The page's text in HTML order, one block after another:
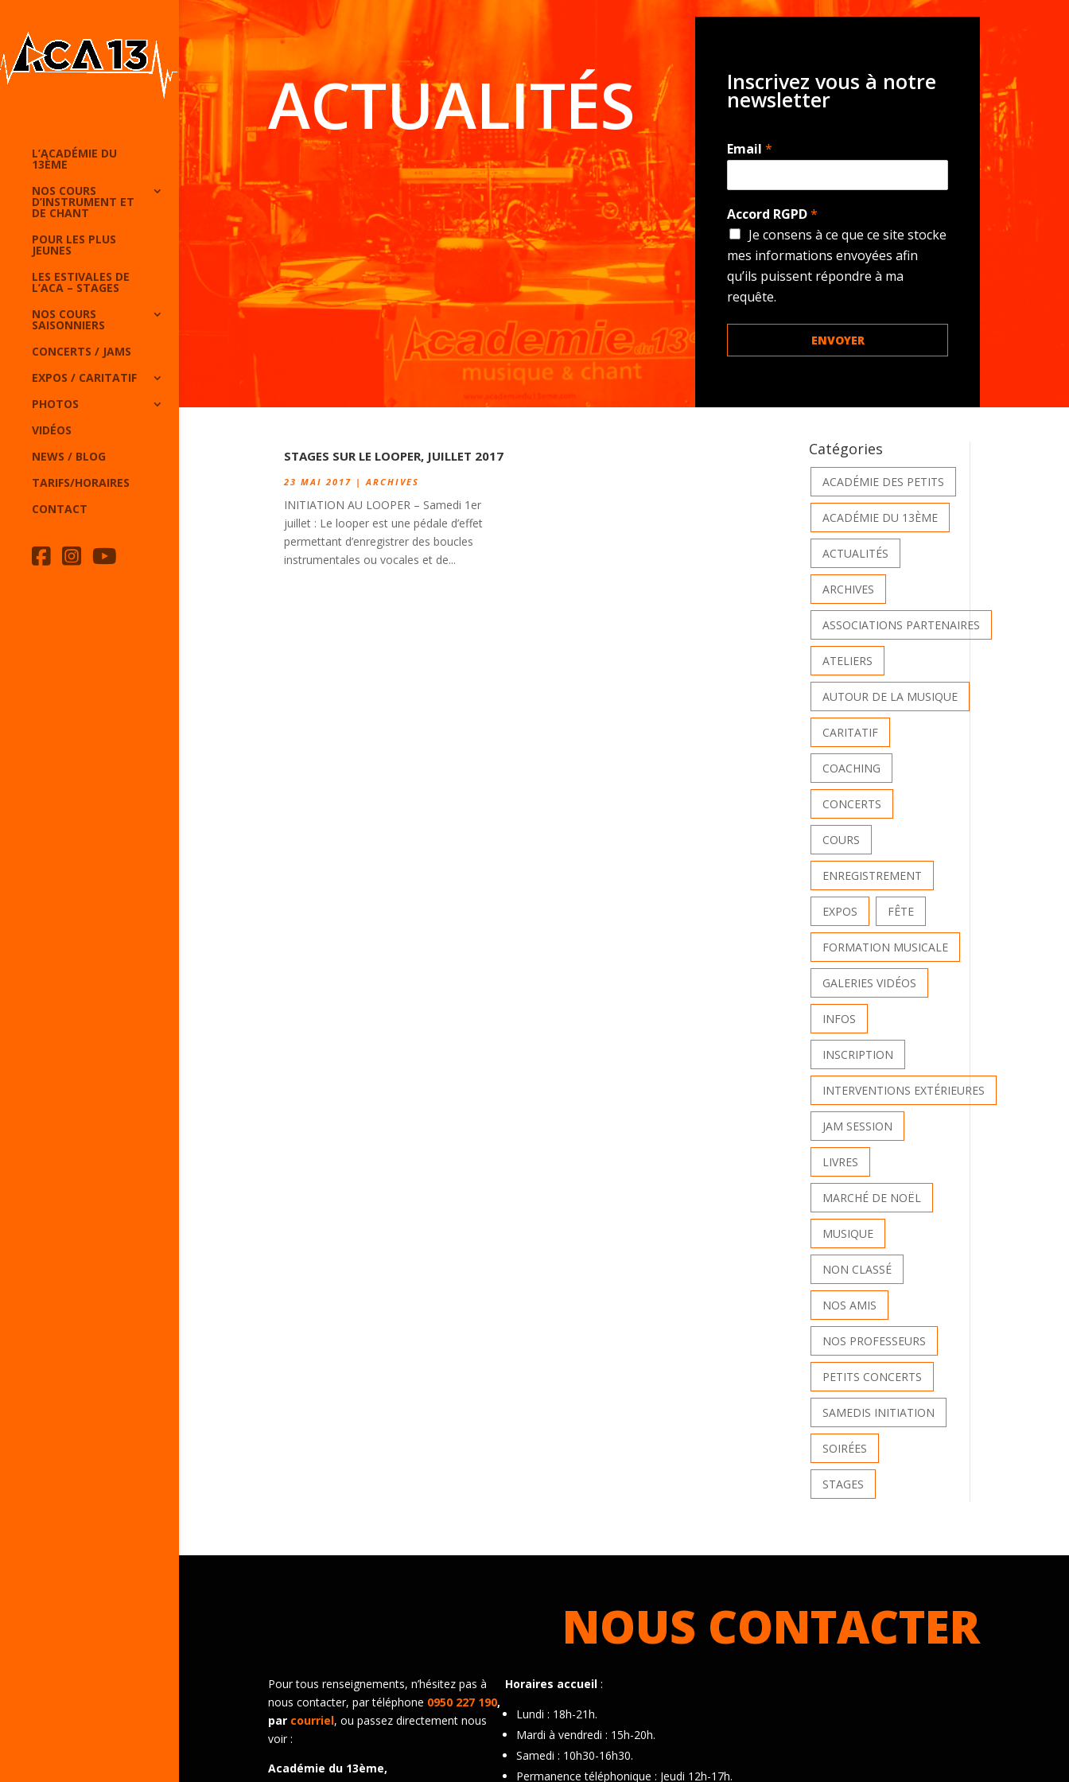
L’ACADÉMIE DU
13ÈME
NOS COURS
D’INSTRUMENT ET
DE CHANT
POUR LES PLUS
JEUNES
LES ESTIVALES DE
L’ACA – STAGES
NOS COURS
SAISONNIERS
CONCERTS / JAMS
EXPOS / CARITATIF
PHOTOS
VIDÉOS
NEWS / BLOG
TARIFS/HORAIRES
CONTACT
ACTUALITÉS Inscrivez vous à notre
newsletter
Email*
Accord RGPD*
Je consens à ce que ce site stocke
mes informations envoyées afin
qu’ils puissent répondre à ma
requête.
ENVOYER
STAGES SUR LE LOOPER, JUILLET 2017
23 MAI 2017 | ARCHIVES
INITIATION AU LOOPER – Samedi 1er
juillet : Le looper est une pédale d’effet
permettant d’enregistrer des boucles
instrumentales ou vocales et de...
Catégories
ACADÉMIE DES PETITS
ACADÉMIE DU 13ÈME
ACTUALITÉS
ARCHIVES
ASSOCIATIONS PARTENAIRES
ATELIERS
AUTOUR DE LA MUSIQUE
CARITATIF
COACHING
CONCERTS
COURS
ENREGISTREMENT
EXPOS FÊTE
FORMATION MUSICALE
GALERIES VIDÉOS
INFOS
INSCRIPTION
INTERVENTIONS EXTÉRIEURES
JAM SESSION
LIVRES
MARCHÉ DE NOËL
MUSIQUE
NON CLASSÉ
NOS AMIS
NOS PROFESSEURS
PETITS CONCERTS
SAMEDIS INITIATION
SOIRÉES
STAGES
NOUS CONTACTER
Pour tous renseignements, n’hésitez pas à
nous contacter, par téléphone 0950 227 190,
par courriel, ou passez directement nous
voir :
Académie du 13ème,
Horaires accueil :
Lundi : 18h-21h.
Mardi à vendredi : 15h-20h.
Samedi : 10h30-16h30.
Permanence téléphonique : Jeudi 12h-17h.